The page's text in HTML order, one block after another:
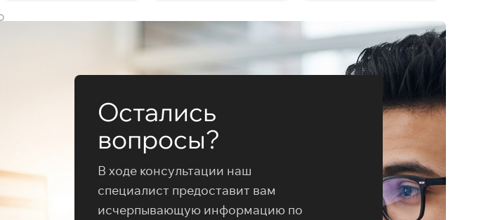
Остались
вопросы?
В ходе консультации наш
специалист предоставит вам
исчерпывающую информацию по